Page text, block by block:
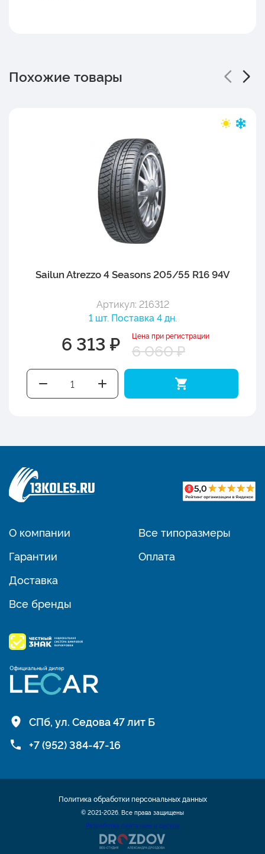
Похожие товары
Sailun Atrezzo 4 Seasons 205/55 R16 94V
Артикул: 216312
1 шт. Поставка 4 дн.
6 313 ₽ Цена при регистрации
6 060 ₽
О компании
Гарантии
Доставка
Все бренды
Все типоразмеры
Оплата
СПб, ул. Седова 47 лит Б
+7 (952) 384-47-16
© 2021-2026. Все права защищены
Разработка сайта шин и дисков
Политика обработки персональных данных